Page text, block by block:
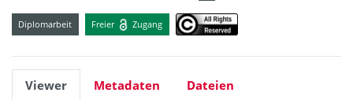
Diplomarbeit Freier Zugang
Viewer Metadaten Dateien